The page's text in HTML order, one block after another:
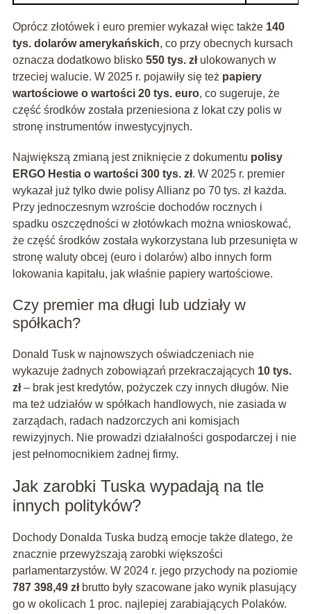
Oprócz złotówek i euro premier wykazał więc także 140
tys. dolarów amerykańskich, co przy obecnych kursach
oznacza dodatkowo blisko 550 tys. złulokowanych w
trzeciej walucie. W 2025 r. pojawiły się też papiery
wartościowe o wartości 20 tys. euro, co sugeruje, że
część środków została przeniesiona z lokat czy polis w
stronę instrumentów inwestycyjnych.
Największą zmianą jest zniknięcie z dokumentu polisy
ERGO Hestia o wartości 300 tys. zł. W 2025 r. premier
wykazał już tylko dwie polisy Allianz po 70 tys. zł każda.
Przy jednoczesnym wzroście dochodów rocznych i
spadku oszczędności w złotówkach można wnioskować,
że część środków została wykorzystana lub przesunięta w
stronę waluty obcej (euro i dolarów) albo innych form
lokowania kapitału, jak właśnie papiery wartościowe.
Czy premier ma długi lub udziały w
spółkach?
Donald Tusk w najnowszych oświadczeniach nie
wykazuje żadnych zobowiązań przekraczających 10 tys.
zł– brak jest kredytów, pożyczek czy innych długów. Nie
ma też udziałów w spółkach handlowych, nie zasiada w
zarządach, radach nadzorczych ani komisjach
rewizyjnych. Nie prowadzi działalności gospodarczej i nie
jest pełnomocnikiem żadnej firmy.
Jak zarobki Tuska wypadają na tle
innych polityków?
Dochody Donalda Tuska budzą emocje także dlatego, że
znacznie przewyższają zarobki większości
parlamentarzystów. W 2024 r. jego przychody na poziomie
787 398,49 złbrutto były szacowane jako wynik plasujący
go w okolicach 1 proc. najlepiej zarabiających Polaków.